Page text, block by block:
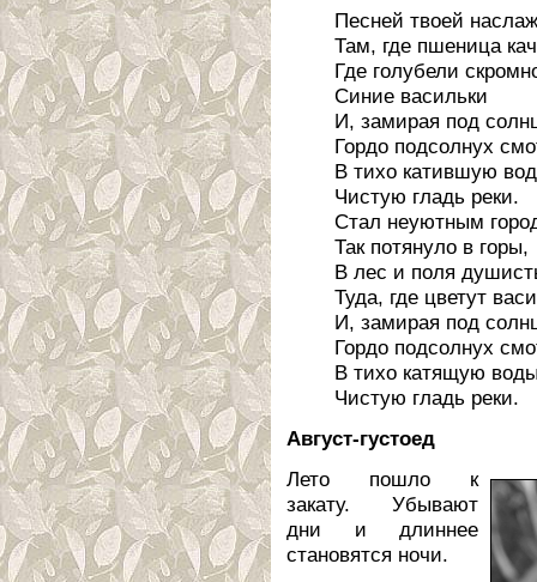
Песней твоей
Там, где пшеница
Где голубели
Синие васильки
И, замирая под
Гордо подсолнух
В тихо катившую
Чистую гладь реки.
Стал неуютным
Так потянуло в горы,
В лес и поля
Туда, где цветут
И, замирая под
Гордо подсолнух
В тихо катящую
Чистую гладь реки.
Август-густоед
Лето пошло к
закату. Убывают
дни и длиннее
становятся ночи.